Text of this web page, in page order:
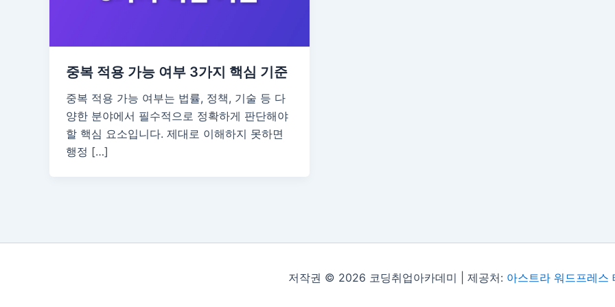
중복 적용 가능 여부 3가지 핵심 기준
중복 적용 가능 여부는 법률, 정책, 기술 등 다
양한 분야에서 필수적으로 정확하게 판단해야
할 핵심 요소입니다. 제대로 이해하지 못하면
행정 […]
저작권 © 2026 코딩취업아카데미 | 제공처: 아스트라 워드프레스